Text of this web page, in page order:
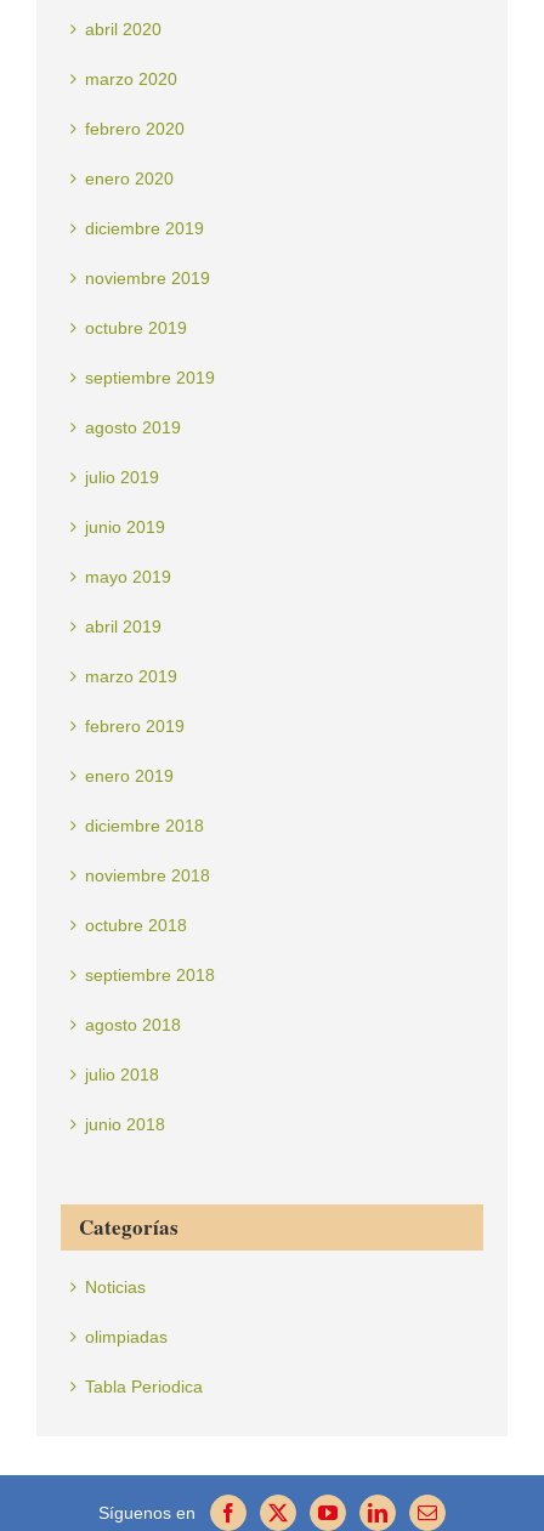
abril 2020
marzo 2020
febrero 2020
enero 2020
diciembre 2019
noviembre 2019
octubre 2019
septiembre 2019
agosto 2019
julio 2019
junio 2019
mayo 2019
abril 2019
marzo 2019
febrero 2019
enero 2019
diciembre 2018
noviembre 2018
octubre 2018
septiembre 2018
agosto 2018
julio 2018
junio 2018
Categorías
Noticias
olimpiadas
Tabla Periodica
Síguenos en